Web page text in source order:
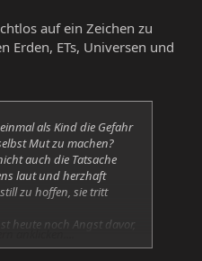
auf ein Zeichen zu
Erden, ETs, Universen und
als Kind die Gefahr
Mut zu machen?
auch die Tatsache
laut und herzhaft
zu hoffen, sie tritt
heute noch Angst davor,